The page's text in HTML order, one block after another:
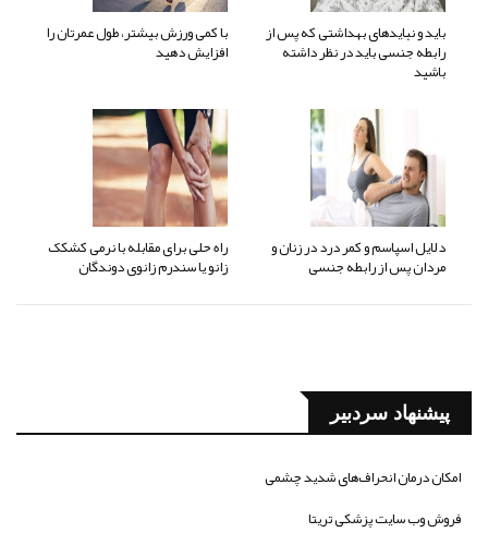
باید و نبایدهای بهداشتی که پس از
رابطه جنسی باید در نظر داشته
باشید
با کمی ورزش بیشتر، طول عمرتان را
افزایش دهید
دلایل اسپاسم و کمر درد در زنان و
مردان پس از رابطه جنسی
راه حلی برای مقابله با نرمی کشکک
زانو یا سندرم زانوی دوندگان
پیشنهاد سردبیر
امکان درمان انحراف‌های شدید چشمی
فروش وب سایت پزشکی تریتا